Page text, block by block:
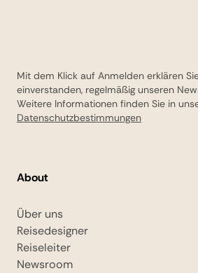
Mit dem Klick auf Anmelden erklären
einverstanden, regelmäßig unseren
Weitere Informationen finden Sie in
Datenschutzbestimmungen
About
Über uns
Reisedesigner
Reiseleiter
Newsroom